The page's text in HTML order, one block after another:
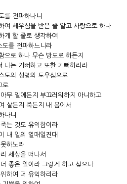
를 전파하나니
여 세우심을 받은 줄 알고 사랑으로 하나
게 할 줄로 생각하여
도를 전파하느니라
으로 하나 무슨 방도로 하든지
나는 기뻐하고 또한 기뻐하리라
도의 성령의 도우심으로
로
무 일에든지 부끄러워하지 아니하고
살든지 죽든지 내 몸에서
나니
는 것도 유익함이라
내 일의 열매일진대
하노라
세상을 떠나서
좋은 일이라 그렇게 하고 싶으나
하여 더 유익하리라